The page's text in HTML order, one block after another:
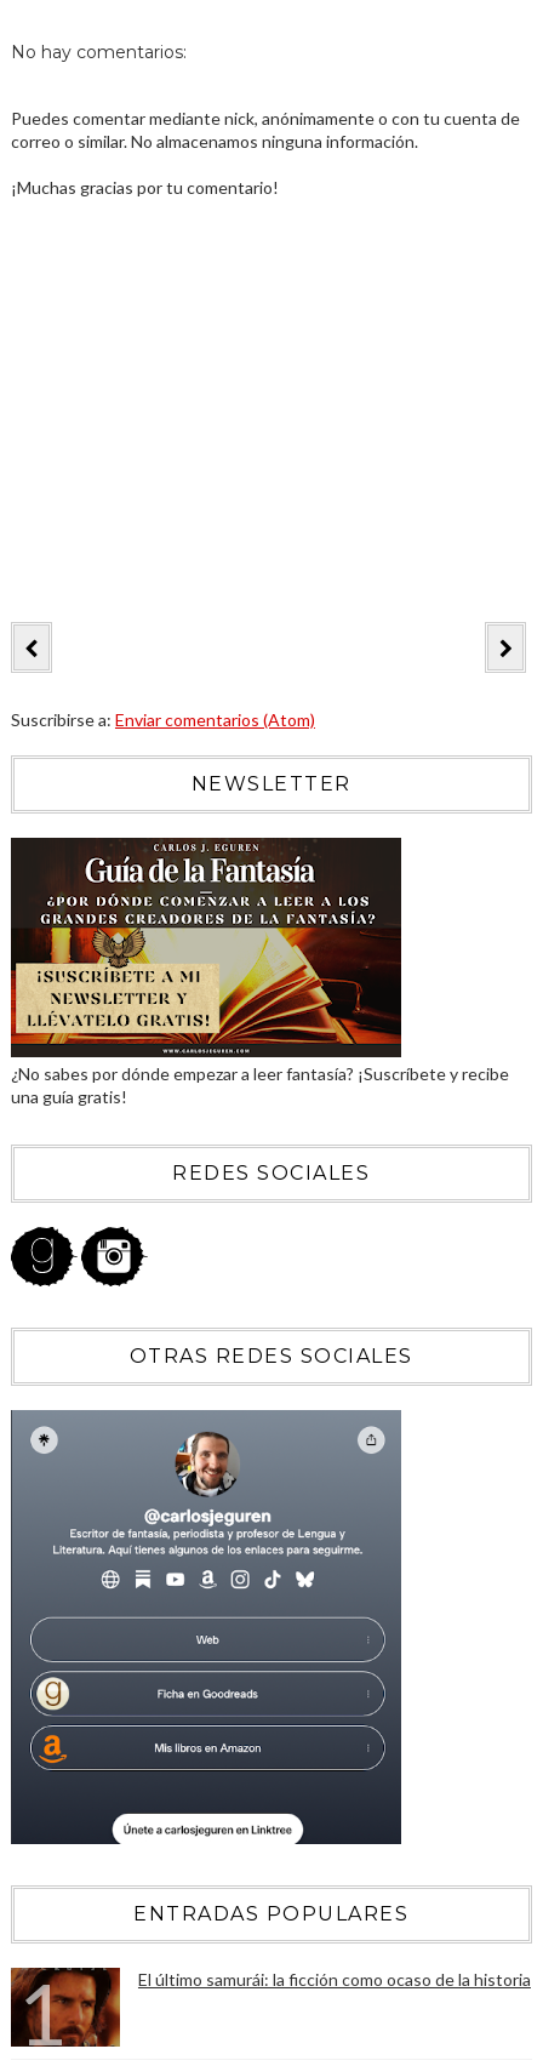
No hay comentarios:
Puedes comentar mediante nick, anónimamente o con tu cuenta de
correo o similar. No almacenamos ninguna información.
¡Muchas gracias por tu comentario!
Suscribirse a: Enviar comentarios (Atom)
NEWSLETTER
¿No sabes por dónde empezar a leer fantasía? ¡Suscríbete y recibe
una guía gratis!
REDES SOCIALES
OTRAS REDES SOCIALES
ENTRADAS POPULARES
El último samurái: la ficción como ocaso de la historia